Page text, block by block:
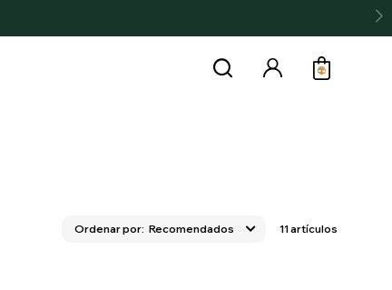
Recomendados 11 artículos